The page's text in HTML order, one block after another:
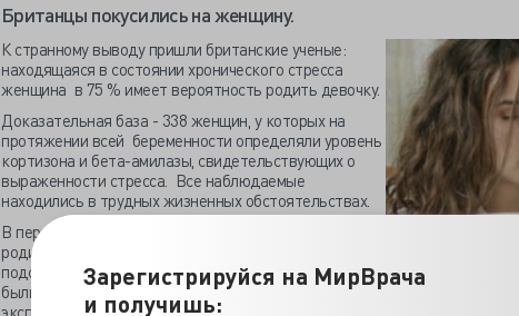
Зарегистрируйся на МирВрача
и получишь:
Британцы покусились на женщину.
К странному выводу пришли британские ученые:
находящаяся в состоянии хронического стресса
женщина в 75 % имеет вероятность родить девочку.
Доказательная база - 338 женщин, у которых на
протяжении всей беременности определяли уровень
кортизона и бета-амилазы, свидетельствующих о
выраженности стресса. Все наблюдаемые
находились в трудных жизненных обстоятельствах.
В период проведения эксперимента у его участниц
родилось 58 мальчиков и 78 девочек. Исследователи
подсчитали, что шансы родить девочку при стрессе
были на 75% больше, чем мальчика. А вот учли ли
экспериментаторы, что пол ребенка определяет